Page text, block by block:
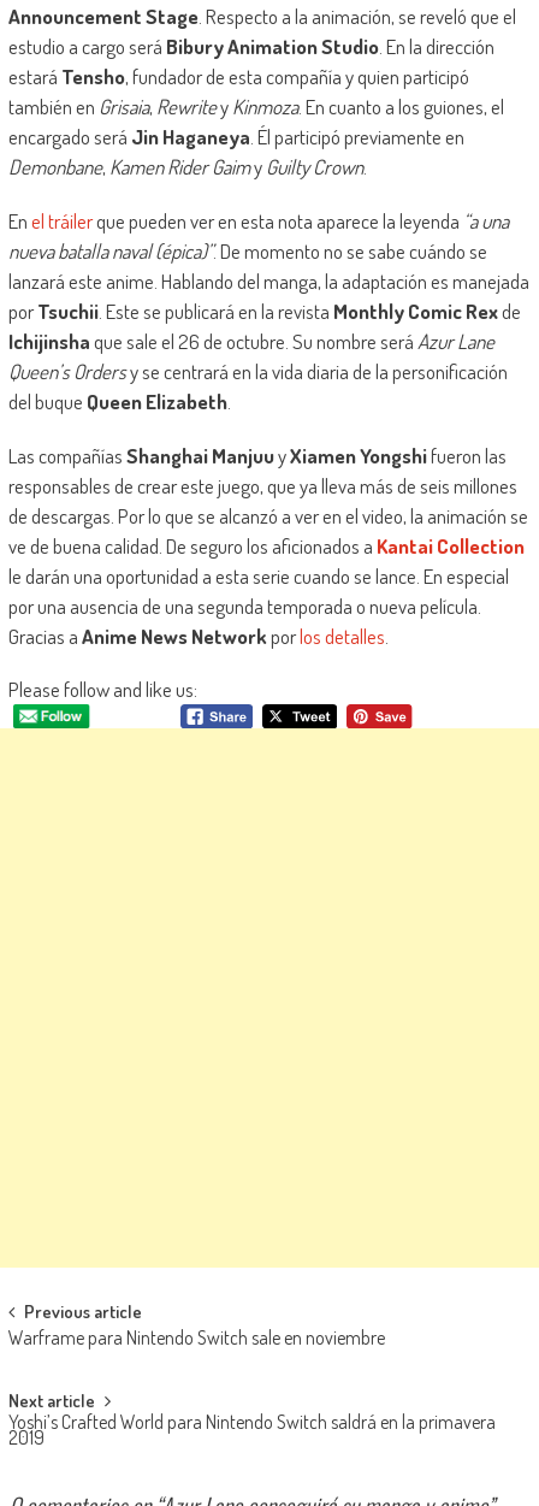
Announcement Stage. Respecto a la animación, se reveló que el
estudio a cargo será Bibury Animation Studio. En la dirección
estará Tensho, fundador de esta compañía y quien participó
también en Grisaia, RewriteyKinmoza. En cuanto a los guiones, el
encargado será Jin Haganeya . Él participó previamente en
Demonbane, Kamen Rider Gaimy Guilty Crown.
Enel tráilerque pueden ver en esta nota aparece la leyenda “a una
nueva batalla naval (épica)”. De momento no se sabe cuándo se
lanzará este anime. Hablando del manga, la adaptación es manejada
porTsuchii. Este se publicará en la revista Monthly Comic Rexde
Ichijinshaque sale el 26 de octubre. Su nombre será Azur Lane
Queen’s Ordersy se centrará en la vida diaria de la personificación
del buque Queen Elizabeth.
Las compañíasShanghai ManjuuyXiamen Yongshifueron las
responsables de crear este juego, que ya lleva más de seis millones
de descargas. Por lo que se alcanzó a ver en el video, la animación se
ve de buena calidad. De seguro los aficionados a Kantai Collection
le darán una oportunidad a esta serie cuando se lance. En especial
por una ausencia de una segunda temporada o nueva película.
Gracias aAnime News Networkporlos detalles
Please follow and like us:
Navegación de entradas
Previous article
Warframe para Nintendo Switch sale en noviembre
Next article
Yoshi’s Crafted World para Nintendo Switch saldrá en la primavera
2019